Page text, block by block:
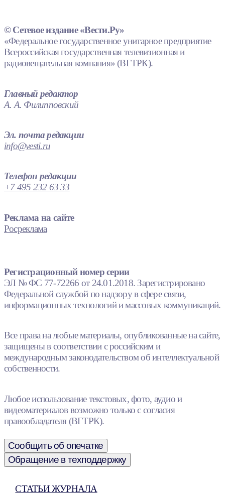
© Сетевое издание «Вести.Ру»
«Федеральное государственное унитарное предприятие
Всероссийская государственная телевизионная и
радиовещательная компания» (ВГТРК).
Главный редактор
А. А. Филипповский
Эл. почта редакции
info@vesti.ru
Телефон редакции
+7 495 232 63 33
Реклама на сайте
Росреклама
Регистрационный номер серии
ЭЛ № ФС 77-72266 от 24.01.2018. Зарегистрировано
Федеральной службой по надзору в сфере связи,
информационных технологий и массовых коммуникаций.
Все права на любые материалы, опубликованные на сайте,
защищены в соответствии с российским и
международным законодательством об интеллектуальной
собственности.
Любое использование текстовых, фото, аудио и
видеоматериалов возможно только с согласия
правообладателя (ВГТРК).
Сообщить об опечатке
Обращение в техподдержку
СТАТЬИ ЖУРНАЛА